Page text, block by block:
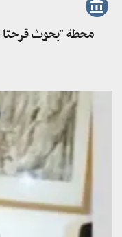
محطة "بحوث قرحتا